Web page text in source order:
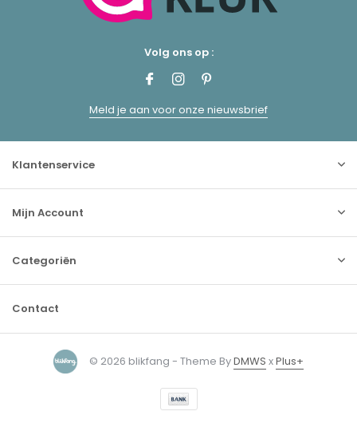
Volg ons op :
Meld je aan voor onze nieuwsbrief
Klantenservice
Mijn Account
Categoriën
Contact
© 2026 blikfang - Theme ByDMWS xPlus+